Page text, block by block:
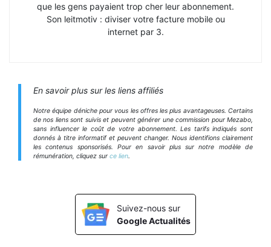
que les gens payaient trop cher leur abonnement.
Son leitmotiv : diviser votre facture mobile ou
internet par 3.
En savoir plus sur les liens affiliés
Notre équipe déniche pour vous les offres les plus avantageuses. Certains
de nos liens sont suivis et peuvent générer une commission pour Mezabo,
sans influencer le coût de votre abonnement. Les tarifs indiqués sont
donnés à titre informatif et peuvent changer. Nous identifions clairement
les contenus sponsorisés. Pour en savoir plus sur notre modèle de
rémunération, cliquez sur ce lien.
Suivez-nous sur
Google Actualités